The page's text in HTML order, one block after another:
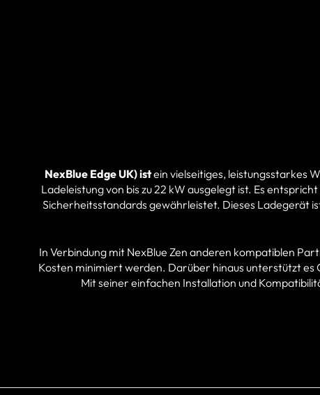
NexBlue Edge UK) istein vielseitiges, leistungsstarkes
Ladeleistung von bis zu 22 kW ausgelegt ist. Es
Sicherheitsstandards gewährleistet. Dieses Ladegerät
In Verbindung mit NexBlue Zen anderen kompatiblen
Kosten minimiert werden. Darüber hinaus unterstützt es
Mit seiner einfachen Installation und